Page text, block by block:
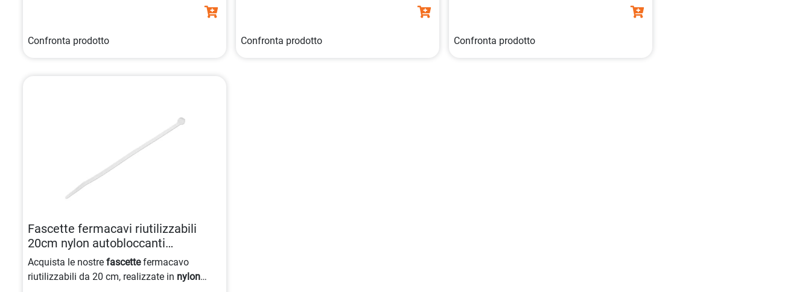
Confronta prodotto Confronta prodotto Confronta prodotto
Fascette fermacavi riutilizzabili
20cm nylon autobloccanti
0065030890748
Acquista le nostre fascettefermacavo
riutilizzabili da 20 cm, realizzate in nylon